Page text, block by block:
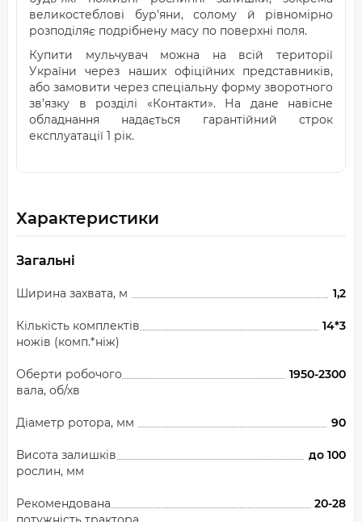
великостеблові бур’яни, солому й рівномірно
розподіляє подрібнену масу по поверхні поля.
Купити мульчувач можна на всій території
України через наших офіційних представників,
або замовити через спеціальну форму зворотного
зв’язку в розділі «Контакти». На дане навісне
обладнання надається гарантійний строк
експлуатації 1 рік.
Характеристики
Загальні
Ширина захвата, м 1,2
Кількість комплектів
ножів (комп.*ніж)
14*3
Оберти робочого
вала, об/хв
1950-2300
Діаметр ротора, мм 90
Висота залишків
рослин, мм
до 100
Рекомендована
20-28